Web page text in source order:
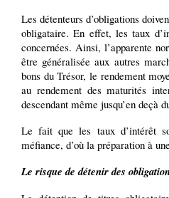
Les détenteurs d’obligations
obligataire. En effet, les taux
concernées. Ainsi, l’apparente
être généralisée aux autres
bons du Trésor, le rendement
au rendement des maturités
descendant même jusqu’en deçà
Le fait que les taux d’intérêt
méfiance, d’où la préparation à
Le risque de détenir des